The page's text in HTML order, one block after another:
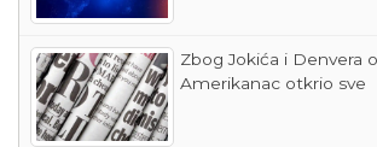
Zbog Jokića i Denvera odbio je Pariz –
Amerikanac otkrio sve